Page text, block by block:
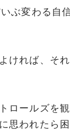
ぶ変わる自
ければ、それ
ロールズを観
思われたら困